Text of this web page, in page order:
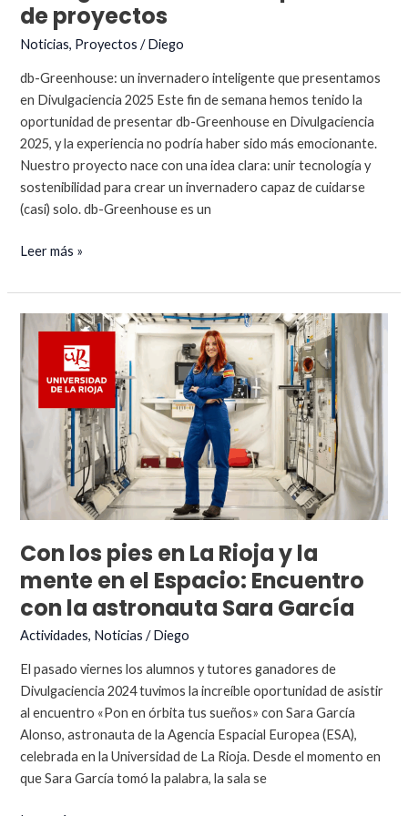
de proyectos
Noticias, Proyectos /Diego
db-Greenhouse: un invernadero inteligente que presentamos
en Divulgaciencia 2025 Este fin de semana hemos tenido la
oportunidad de presentar db-Greenhouse en Divulgaciencia
2025, y la experiencia no podría haber sido más emocionante.
Nuestro proyecto nace con una idea clara: unir tecnología y
sostenibilidad para crear un invernadero capaz de cuidarse
(casi) solo. db-Greenhouse es un
Divulgaciencia
Exposición
de
proyectos
Leer más »
Con los pies en La Rioja y la
mente en el Espacio: Encuentro
con la astronauta Sara García
Actividades, Noticias /Diego
El pasado viernes los alumnos y tutores ganadores de
Divulgaciencia 2024 tuvimos la increíble oportunidad de asistir
al encuentro «Pon en órbita tus sueños» con Sara García
Alonso, astronauta de la Agencia Espacial Europea (ESA),
celebrada en la Universidad de La Rioja. Desde el momento en
que Sara García tomó la palabra, la sala se